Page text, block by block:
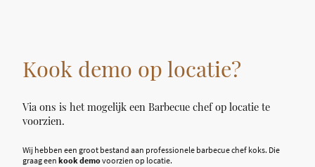
Kook demo op locatie?
Via ons is het mogelijk een Barbecue chef op locatie te
voorzien.
Wij hebben een groot bestand aan professionele barbecue chef koks. Die
graag een kook demovoorzien op locatie.